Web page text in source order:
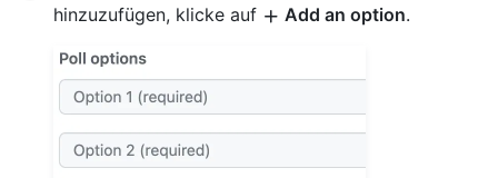
hinzuzufügen, klicke auf
Add an option.